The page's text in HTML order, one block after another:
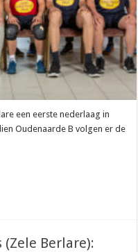
een eerste nederlaag in
Oudenaarde B volgen er de
(Zele Berlare):